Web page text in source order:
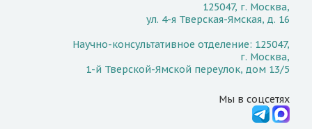
125047, г. Москва,
ул. 4-я Тверская-Ямская, д. 16
Научно-консультативное отделение: 125047,
г. Москва,
1-й Тверской-Ямской переулок, дом 13/5
Мы в соцсетях